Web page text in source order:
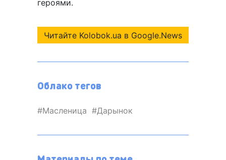
героями.
Читайте Kolobok.ua в Google.News
Облако тегов
Масленица Дарынок